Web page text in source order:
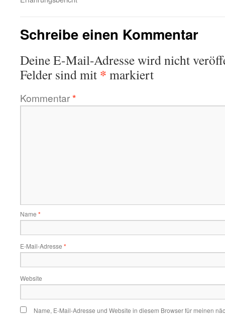
Schreibe einen Kommentar
Deine E-Mail-Adresse wird nicht
Felder sind mit * markiert
Kommentar*
Name *
E-Mail-Adresse *
Website
Name, E-Mail-Adresse und Website in diesem Browser für meinen